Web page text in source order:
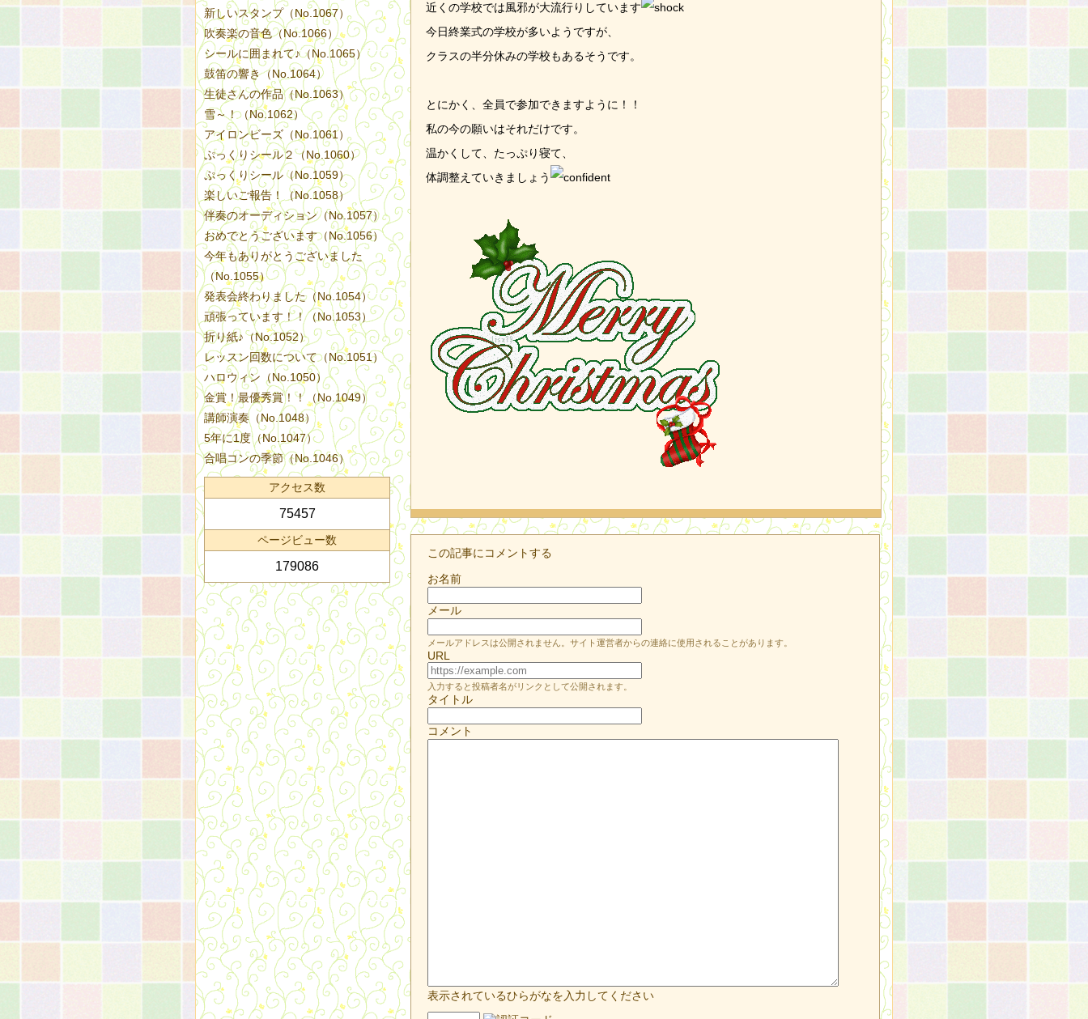
近くの学校では風邪が大流行りしています
今日終業式の学校が多いようですが、
クラスの半分休みの学校もあるそうです。
とにかく、全員で参加できますように！！
私の今の願いはそれだけです。
温かくして、たっぷり寝て、
体調整えていきましょう
この記事にコメントする
お名前
メール
メールアドレスは公開されません。サイト運営者からの連絡に使用されることがあります。
URL
入力すると投稿者名がリンクとして公開されます。
タイトル
コメント
表示されているひらがなを入力してください
新しいスタンプ（No.1067）
吹奏楽の音色（No.1066）
シールに囲まれて♪（No.1065）
鼓笛の響き（No.1064）
生徒さんの作品（No.1063）
雪～！（No.1062）
アイロンビーズ（No.1061）
ぷっくりシール２（No.1060）
ぷっくりシール（No.1059）
楽しいご報告！（No.1058）
伴奏のオーディション（No.1057）
おめでとうございます（No.1056）
今年もありがとうございました
（No.1055）
発表会終わりました（No.1054）
頑張っています！！（No.1053）
折り紙♪（No.1052）
レッスン回数について（No.1051）
ハロウィン（No.1050）
金賞！最優秀賞！！（No.1049）
講師演奏（No.1048）
5年に1度（No.1047）
合唱コンの季節（No.1046）
アクセス数
75457
ページビュー数
179086